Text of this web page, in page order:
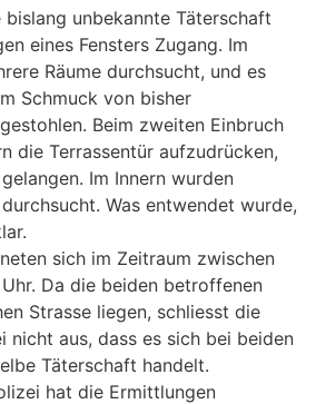
unbekannte Täterschaft
eines Fensters Zugang. Im
Räume durchsucht, und es
Schmuck von bisher
Beim zweiten Einbruch
die Terrassentür aufzudrücken,
Im Innern wurden
Was entwendet wurde,
sich im Zeitraum zwischen
Da die beiden betroffenen
Strasse liegen, schliesst die
nicht aus, dass es sich bei beiden
Täterschaft handelt.
hat die Ermittlungen